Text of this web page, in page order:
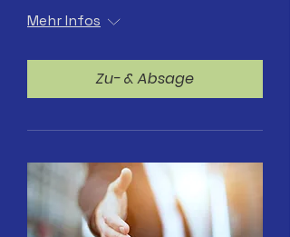
Mehr Infos
Zu- & Absage